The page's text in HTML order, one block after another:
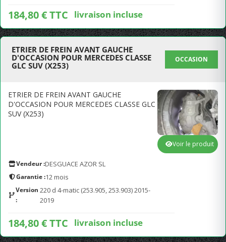
184,80 € TTC livraison incluse
ETRIER DE FREIN AVANT GAUCHE
D'OCCASION POUR MERCEDES CLASSE
GLC SUV (X253)
OCCASION
ETRIER DE FREIN AVANT GAUCHE
D'OCCASION POUR MERCEDES CLASSE GLC
SUV (X253)
Vendeur :DESGUACE AZOR SL
Garantie :12 mois
Version
:
220 d 4-matic (253.905, 253.903) 2015-
2019
184,80 € TTC livraison incluse
Voir le produit